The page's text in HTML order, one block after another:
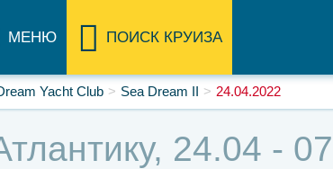
МЕНЮ ПОИСК КРУИЗА
Yacht Club Sea Dream II 24.04.2022
24.04 -